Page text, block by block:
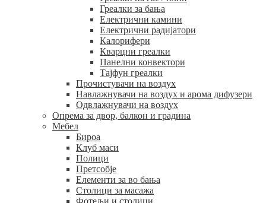
Греалки за бања
Електрични камини
Електрични радијатори
Калорифери
Кварцни греалки
Панелни конвектори
Тајфун греалки
Прочистувачи на воздух
Навлажнувачи на воздух и арома дифузери
Одвлажнувачи на воздух
Опрема за двор, балкон и градина
Мебел
Бироа
Клуб маси
Полици
Претсобје
Елементи за во бања
Столици за масажа
Фотељи и столици